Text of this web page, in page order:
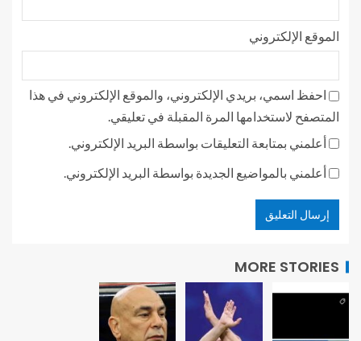
الموقع الإلكتروني
احفظ اسمي، بريدي الإلكتروني، والموقع الإلكتروني في هذا
المتصفح لاستخدامها المرة المقبلة في تعليقي.
أعلمني بمتابعة التعليقات بواسطة البريد الإلكتروني.
أعلمني بالمواضيع الجديدة بواسطة البريد الإلكتروني.
MORE STORIES